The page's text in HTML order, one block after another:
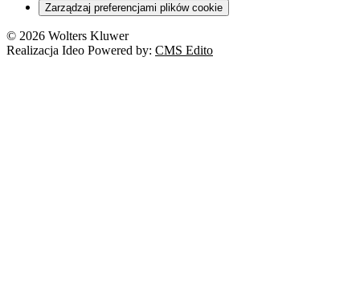
Zarządzaj preferencjami plików cookie
© 2026 Wolters Kluwer
Realizacja Ideo Powered by: CMS Edito